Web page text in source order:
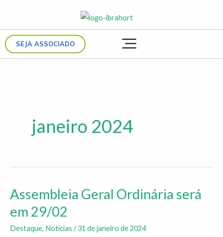
conteúdoSEJA ASSOCIADO
janeiro 2024
Assembleia Geral Ordinária será
em 29/02
Destaque, Notícias /31 de janeiro de 2024
Assembleia
Ordinária
será